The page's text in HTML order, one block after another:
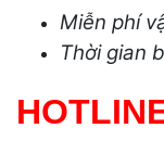
Miễn phí
Thời gian